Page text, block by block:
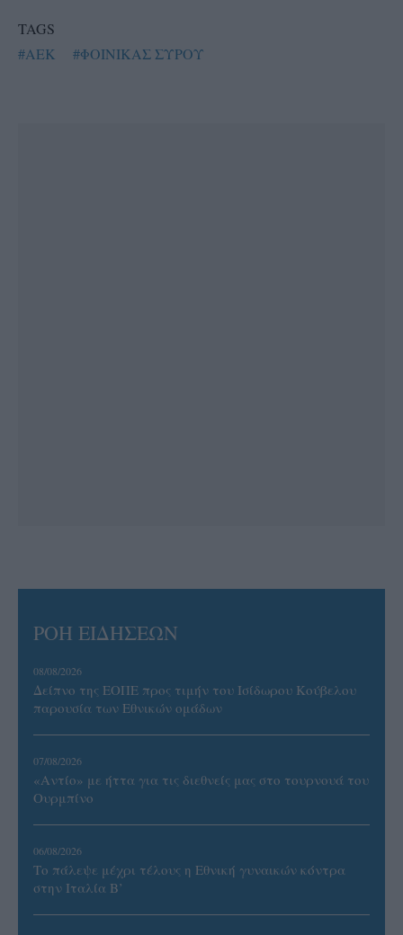
TAGS
#AEK
#ΦΟΙΝΙΚΑΣ ΣΥΡΟΥ
ΡΟΗ ΕΙΔΗΣΕΩΝ
08/08/2026
Δείπνο της ΕΟΠΕ προς τιμήν του Ισίδωρου Κούβελου
παρουσία των Εθνικών ομάδων
07/08/2026
«Αντίο» με ήττα για τις διεθνείς μας στο τουρνουά του
Ουρμπίνο
06/08/2026
Το πάλεψε μέχρι τέλους η Εθνική γυναικών κόντρα
στην Ιταλία Β’